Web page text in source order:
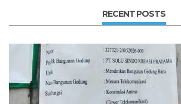
RECENT POSTS